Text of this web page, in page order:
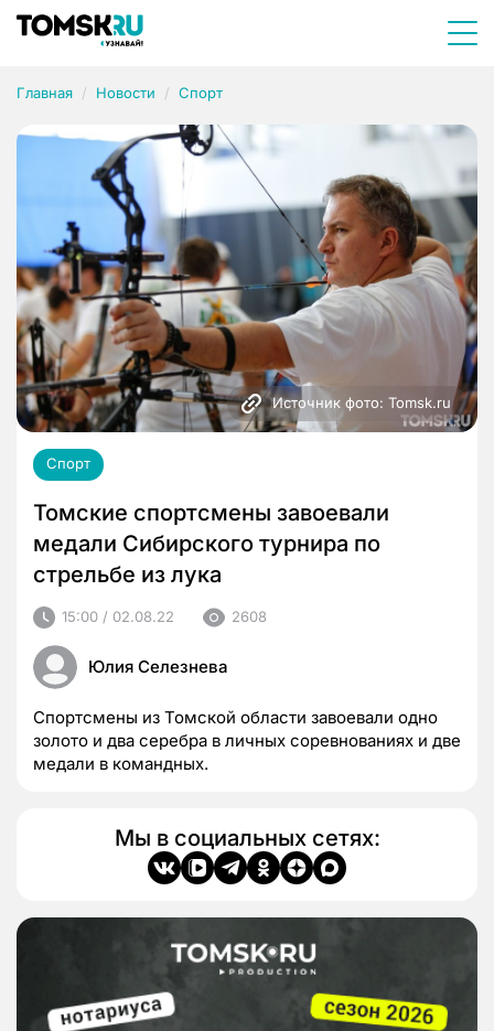
Главная Новости Спорт
Источник фото: Tomsk.ru
Спорт
Томские спортсмены завоевали
медали Сибирского турнира по
стрельбе из лука
15:00 / 02.08.22 2608
Юлия Селезнева
Спортсмены из Томской области завоевали одно
золото и два серебра в личных соревнованиях и две
медали в командных.
Мы в социальных сетях: